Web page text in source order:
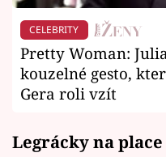
CELEBRITY
Pretty Woman:
kouzelné gesto,
Gera roli vzít
Legrácky na place